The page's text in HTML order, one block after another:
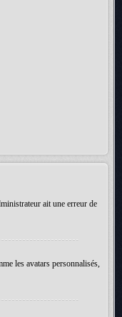
ait une erreur de
les avatars personnalisés,